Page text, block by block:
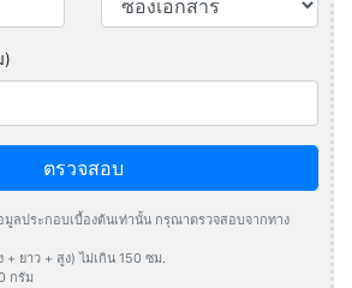
)
ตรวจสอบ
มูลประกอบเบื้องต้นเท่านั้น กรุณาตรวจสอบจากทาง
ยาว + สูง) ไม่เกิน 150 ซม.
กรัม